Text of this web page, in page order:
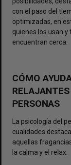
con el paso del
optimizadas, en
quienes los usan
encuentran cerca.
CÓMO
PERSONAS
La psicología del
cualidades
aquellas
la calma y el relax.